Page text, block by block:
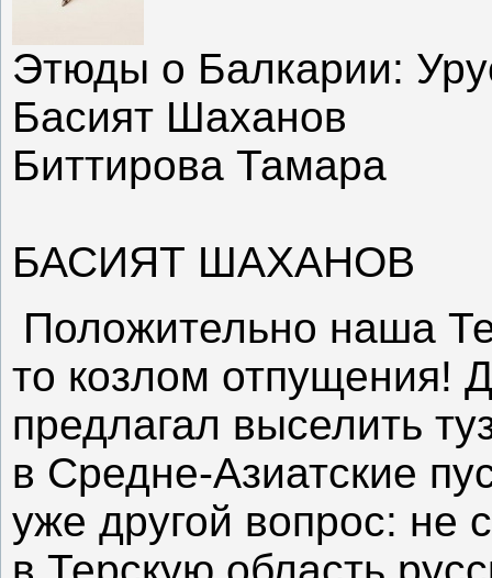
Этюды о Балкарии:
Басият Шаханов
Биттирова Тамара
БАСИЯТ ШАХАНОВ
Положительно наша
то козлом отпущения!
предлагал выселить
в Средне-Азиатские
уже другой вопрос: не